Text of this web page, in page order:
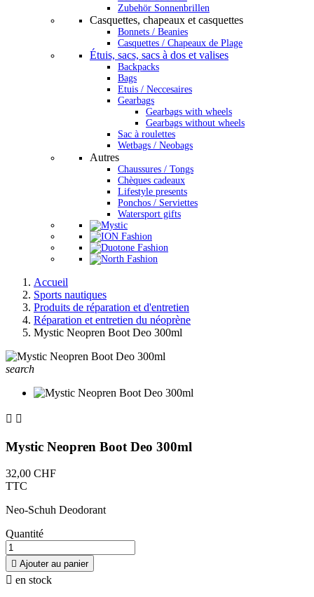
Zubehör Sonnenbrillen
Casquettes, chapeaux et casquettes
Bonnets / Beanies
Casquettes / Chapeaux de Plage
Étuis, sacs, sacs à dos et valises
Backpacks
Bags
Etuis / Neccesaires
Gearbags
Gearbags with wheels
Gearbags without wheels
Sac à roulettes
Wetbags / Neobags
Autres
Chaussures / Tongs
Chèques cadeaux
Lifestyle presents
Ponchos / Serviettes
Watersport gifts
Accueil
Sports nautiques
Produits de réparation et d'entretien
Réparation et entretien du néoprène
Mystic Neopren Boot Deo 300ml
search
 
Mystic Neopren Boot Deo 300ml
32,00 CHF
TTC
Neo-Schuh Deodorant
Quantité
 Ajouter au panier
 en stock